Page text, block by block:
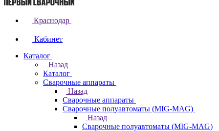
Краснодар
Кабинет
Каталог
Назад
Каталог
Сварочные аппараты
Назад
Сварочные аппараты
Сварочные полуавтоматы (MIG-MAG)
Назад
Сварочные полуавтоматы (MIG-MAG)